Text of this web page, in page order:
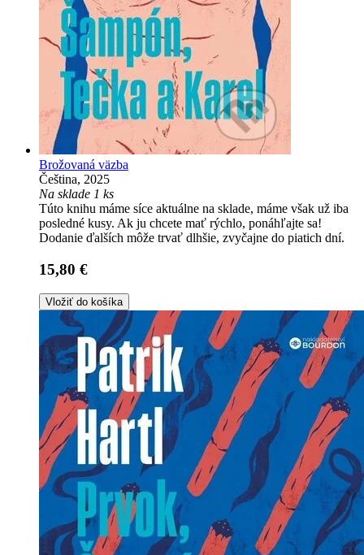
Brožovaná väzba
Čeština, 2025
Na sklade 1 ks
Túto knihu máme síce aktuálne na sklade, máme však už iba
posledné kusy. Ak ju chcete mať rýchlo, ponáhľajte sa!
Dodanie ďalších môže trvať dlhšie, zvyčajne do piatich dní.
15,80 €
Vložiť do košíka